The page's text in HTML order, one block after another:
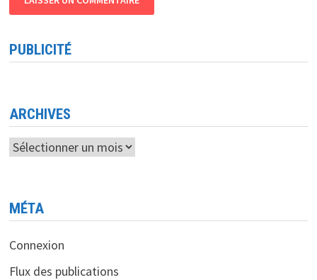
PUBLICITÉ
ARCHIVES
Archives
MÉTA
Connexion
Flux des publications